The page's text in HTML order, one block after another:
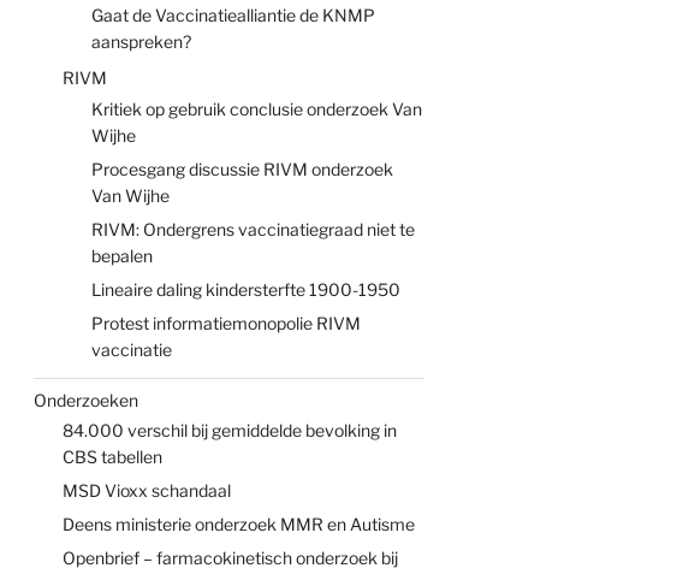
Gaat de Vaccinatiealliantie de KNMP
aanspreken?
RIVM
Kritiek op gebruik conclusie onderzoek Van
Wijhe
Procesgang discussie RIVM onderzoek
Van Wijhe
RIVM: Ondergrens vaccinatiegraad niet te
bepalen
Lineaire daling kindersterfte 1900-1950
Protest informatiemonopolie RIVM
vaccinatie
Onderzoeken
84.000 verschil bij gemiddelde bevolking in
CBS tabellen
MSD Vioxx schandaal
Deens ministerie onderzoek MMR en Autisme
Openbrief – farmacokinetisch onderzoek bij